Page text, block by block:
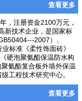
查看更多
，注册资金2100万元，
新技术企业，是国家标
2007）、
标准《柔性饰面砖》
硬泡聚氨酯保温防水构
氨酯复合板外墙外保温
工程技术研究中心。
查看更多